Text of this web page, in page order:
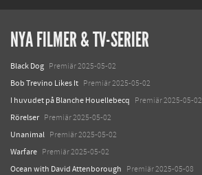
NYA FILMER & TV-SERIER
Black Dog Premiär 2025-05-02
Bob Trevino Likes It Premiär 2025-05-02
I huvudet på Blanche Houellebecq Premiär 2025-05-02
Rörelser Premiär 2025-05-02
Unanimal Premiär 2025-05-02
Warfare Premiär 2025-05-02
Ocean with David Attenborough Premiär 2025-05-08